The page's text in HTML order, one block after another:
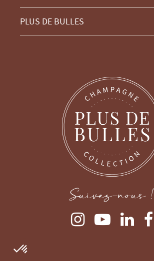
PLUS DE BULLES
Suivez-nous !
votre tablette. Ceux-ci nous
de détecter d'éventuels
différentes typologies de cookies.